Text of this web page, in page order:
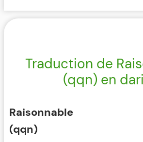
Traduction de
(qqn) en
Raisonnable
(qqn)